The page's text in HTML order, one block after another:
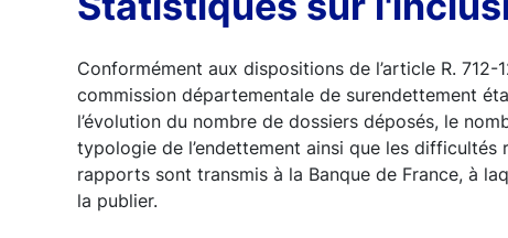
Conformément aux dispositions de l’article R.
commission départementale de surendettement
l’évolution du nombre de dossiers déposés, le
typologie de l’endettement ainsi que les difficultés
rapports sont transmis à la Banque de France, à
la publier.